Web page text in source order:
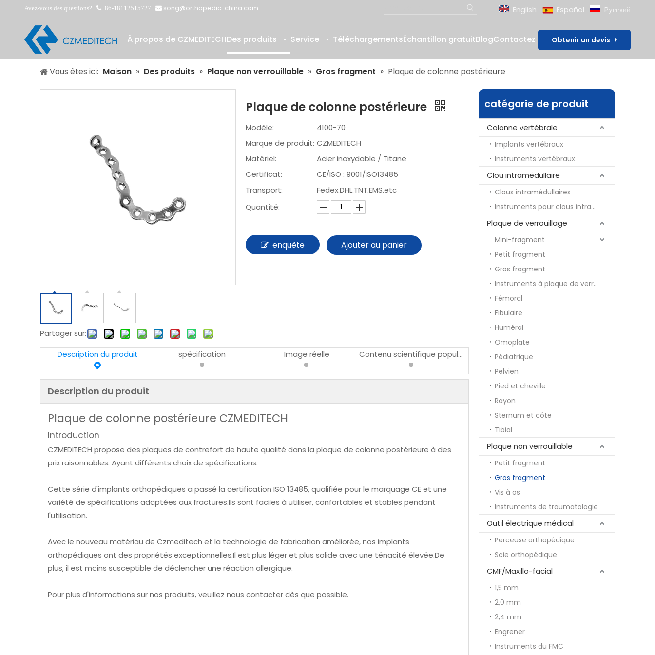
Avez-vous des questions? +86-18112515727  song@orthopedic-china.com English Español Pусский
À propos de CZMEDITECHDes produits Service TéléchargementsÉchantillon gratuitBlogContactez-nousObtenir un devis
Vous êtes ici: Maison » Des produits » Plaque non verrouillable » Gros fragment » Plaque de colonne postérieure
Partager sur:
Plaque de colonne postérieure
Modèle:
4100-70
Marque de produit: CZMEDITECH
Matériel:
Acier inoxydable / Titane
Certificat:
CE/ISO : 9001/ISO13485
Transport:
Fedex.DHL.TNT.EMS.etc
Quantité:
enquête Ajouter au panier
Description du produit spécification Image réelle Contenu scientifique populaire
Description du produit
Plaque de colonne postérieure CZMEDITECH
Introduction
CZMEDITECH propose des plaques de contrefort de haute qualité dans la plaque de colonne postérieure à des
prix raisonnables. Ayant différents choix de spécifications.
Cette série d'implants orthopédiques a passé la certification ISO 13485, qualifiée pour le marquage CE et une
variété de spécifications adaptées aux fractures.Ils sont faciles à utiliser, confortables et stables pendant
l'utilisation.
Avec le nouveau matériau de Czmeditech et la technologie de fabrication améliorée, nos implants
orthopédiques ont des propriétés exceptionnelles.Il est plus léger et plus solide avec une ténacité élevée.De
plus, il est moins susceptible de déclencher une réaction allergique.
Pour plus d'informations sur nos produits, veuillez nous contacter dès que possible.
catégorie de produit
Colonne vertébrale
Implants vertébraux
Instruments vertébraux
Clou intramédullaire
Clous intramédullaires
Instruments pour clous intramédullaires
Plaque de verrouillage
Mini-fragment
Petit fragment
Gros fragment
Instruments à plaque de verrouillage
Fémoral
Fibulaire
Huméral
Omoplate
Pédiatrique
Pelvien
Pied et cheville
Rayon
Sternum et côte
Tibial
Plaque non verrouillable
Petit fragment
Gros fragment
Vis à os
Instruments de traumatologie
Outil électrique médical
Perceuse orthopédique
Scie orthopédique
CMF/Maxillo-facial
1,5 mm
2,0 mm
2,4 mm
Engrener
Instruments du FMC